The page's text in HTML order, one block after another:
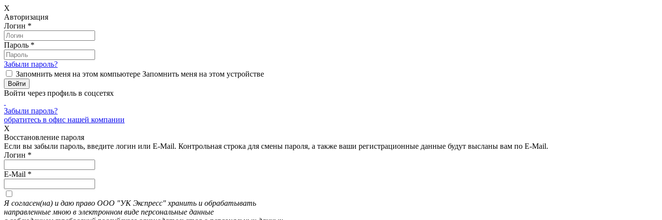
X
Авторизация
Логин *
Пароль *
Забыли пароль?
Запомнить меня на этом компьютере Запомнить меня на этом устройстве
Войти через профиль в соцсетях
Забыли пароль?
обратитесь в офис нашей компании
X
Восстановление пароля
Если вы забыли пароль, введите логин или E-Mail. Контрольная строка для смены пароля, а также ваши регистрационные данные будут высланы вам по E-Mail.
Логин *
E-Mail *
Я согласен(на) и даю право ООО "УК Экспресс" хранить и обрабатывать
направленные мною в электронном виде персональные данные